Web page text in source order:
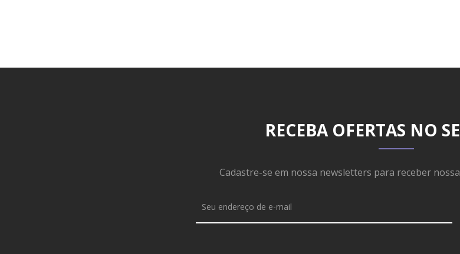
RECEBA OFERTAS NO
Cadastre-se em nossa newsletters para receber